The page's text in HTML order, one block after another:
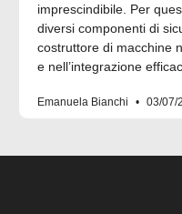
imprescindibile. Per
diversi componenti di
costruttore di macchine
e nell’integrazione
Emanuela Bianchi 03/07/